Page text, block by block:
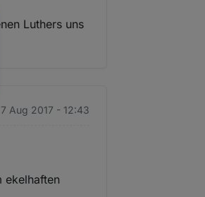
Luthers uns
Aug 2017 - 12:43
ekelhaften